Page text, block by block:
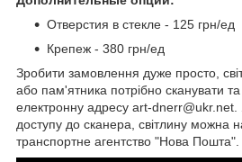
Отверстия в стекле - 125 грн/ед
Крепеж - 380 грн/ед
Зробити замовлення дуже просто,
або пам'ятника потрібно сканувати
електронну адресу art-
доступу до сканера, світлину можна
транспортне агентство "Нова Пошта".